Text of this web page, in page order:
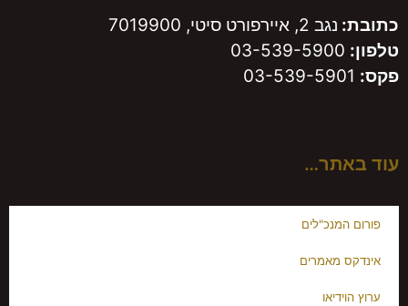
כתובת: נגב 2, איירפורט סיטי, 7019900
טלפון: 03-539-5900
פקס:
עוד באתר…
פורום המנכ"לים
אינדקס מאמרים
ערוץ הוידיאו